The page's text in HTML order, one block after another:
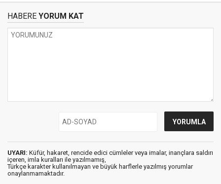
HABERE YORUM KAT
UYARI: Küfür, hakaret, rencide edici cümleler veya imalar, inançlara saldırı
içeren, imla kuralları ile yazılmamış,
Türkçe karakter kullanılmayan ve büyük harflerle yazılmış yorumlar
onaylanmamaktadır.